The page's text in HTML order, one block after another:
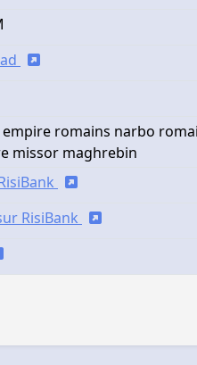
romains narbo
missor maghrebin
RisiBank